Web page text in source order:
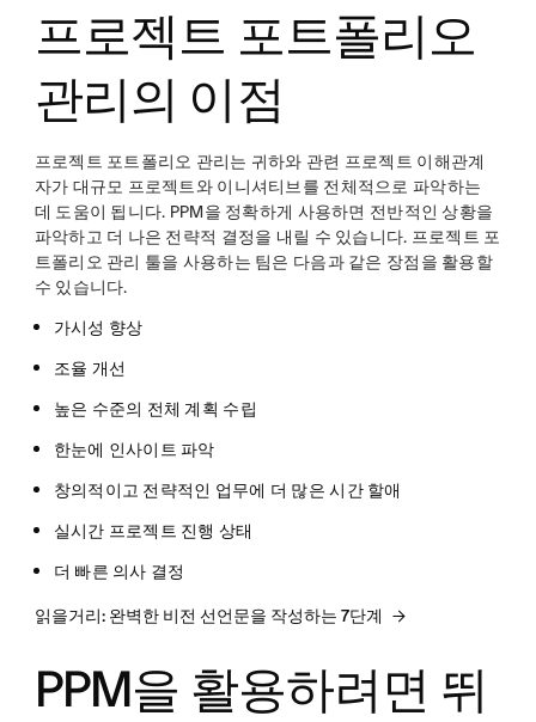
프로젝트 포트폴리오
관리의 이점
프로젝트 포트폴리오 관리는 귀하와 관련 프로젝트 이해관계
자가 대규모 프로젝트와 이니셔티브를 전체적으로 파악하는
데 도움이 됩니다. PPM을 정확하게 사용하면 전반적인 상황을
파악하고 더 나은 전략적 결정을 내릴 수 있습니다. 프로젝트 포
트폴리오 관리 툴을 사용하는 팀은 다음과 같은 장점을 활용할
수 있습니다.
가시성 향상
조율 개선
높은 수준의 전체 계획 수립
한눈에 인사이트 파악
창의적이고 전략적인 업무에 더 많은 시간 할애
실시간 프로젝트 진행 상태
더 빠른 의사 결정
읽을거리: 완벽한 비전 선언문을 작성하는 7단계
PPM을 활용하려면 뛰